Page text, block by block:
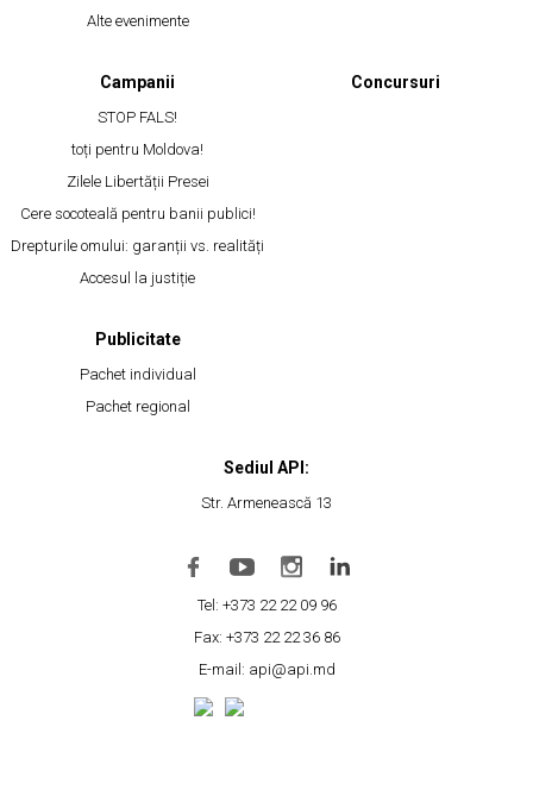
Alte evenimente
Campanii
STOP FALS!
toți pentru Moldova!
Zilele Libertății Presei
Cere socoteală pentru banii publici!
Drepturile omului: garanții vs. realități
Accesul la justiție
Concursuri
Publicitate
Pachet individual
Pachet regional
Sediul API:
Str. Armenească 13
Tel: +373 22 22 09 96
Fax: +373 22 22 36 86
E-mail: api@api.md